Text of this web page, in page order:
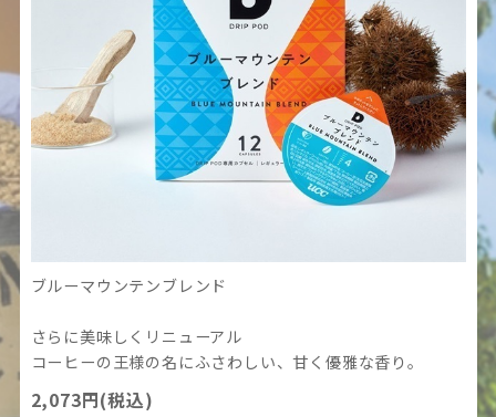
ブルーマウンテンブレンド
さらに美味しくリニューアル
コーヒーの王様の名にふさわしい、甘く優雅な香り。
2,073円(税込)